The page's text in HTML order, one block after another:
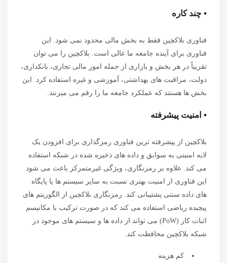
• چند کاره
فناوری بلاکچین فقط به بخش مالی محدود نمی شود. این
فناوری برای آینده جامعه ما عالی است. بلاکچین را می توان
تقریباً در هر بخش و بازاری از جمله امور مالی تجاری، بانکداری،
دولت، مراقبت های بهداشتی، آموزشی و غیره استفاده کرد. این
بخش ها هستند که عملکرد جامعه ما را رقم می میزنند.
• امنیت پیشرفته
بلاکچین از پیشرفته ترین فناوری رمزگذاری برای افزودن یک
لایه امنیتی به سوابق و داده های ذخیره شده در شبکه استفاده
می کند. علاوه بر رمزنگاری، ویژگی غیرمتمرکز باعث می شود
این فناوری از امنیت بهتری نسبت به سایر سیستم ها یا پایگاه
های داده سنتی پشتیبانی کند. رمزنگاری بلاکچین از الگوریتم های
پیچیده ریاضی استفاده می کند که در صورت ترکیب با مکانیسم
اثبات کار (PoW) می تواند از داده ها و سیستم های موجود در
شبکه بلاکچین محافظت کند.
کم هزینه